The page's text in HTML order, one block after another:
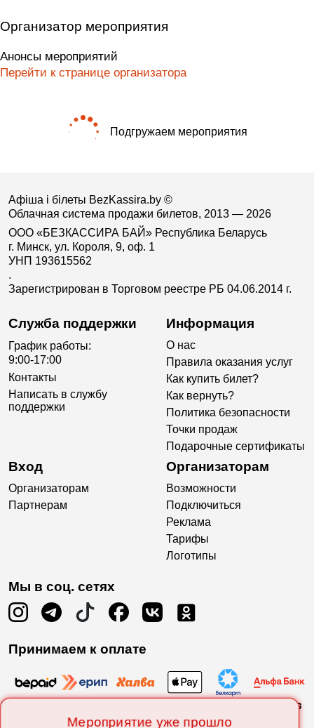
Мероприятие уже прошло
Организатор мероприятия
Анонсы мероприятий
Перейти к странице организатора
Подгружаем мероприятия
Афіша і білеты BezKassira.by ©
Облачная система продажи билетов, 2013 — 2026
ООО «БЕЗКАССИРА БАЙ» Республика Беларусь
г. Минск, ул. Короля, 9, оф. 1
УНП 193615562
.
Зарегистрирован в Торговом реестре РБ 04.06.2014 г.
Служба поддержки
График работы:
9:00-17:00
Контакты
Написать в службу
поддержки
Информация
О нас
Правила оказания услуг
Как купить билет?
Как вернуть?
Политика безопасности
Точки продаж
Подарочные сертификаты
Вход
Организаторам
Партнерам
Организаторам
Возможности
Подключиться
Реклама
Тарифы
Логотипы
Мы в соц. сетях
Принимаем к оплате